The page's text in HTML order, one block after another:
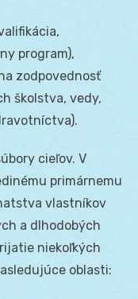
program),
zodpovednosť
školstva, vedy,
cieľov. V
primárnemu
vlastníkov
a dlhodobých
niekoľkých
oblasti: